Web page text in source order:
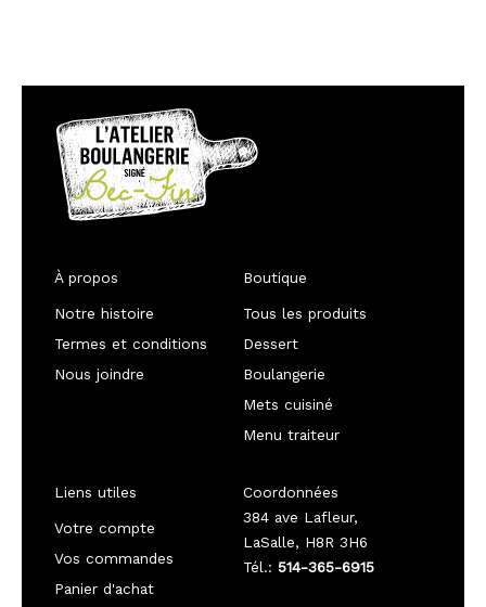
À propos
Notre histoire
Termes et conditions
Nous joindre
Boutique
Tous les produits
Dessert
Boulangerie
Mets cuisiné
Menu traiteur
Liens utiles
Votre compte
Vos commandes
Panier d'achat
Coordonnées
384 ave Lafleur,
LaSalle, H8R 3H6
Tél.: 514-365-6915